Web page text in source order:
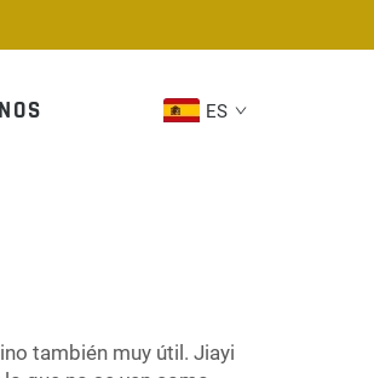
ES
también muy útil. Jiayi